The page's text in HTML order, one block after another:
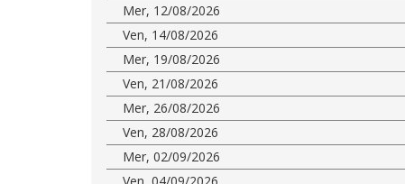
Mer, 12/08/2026
Ven, 14/08/2026
Mer, 19/08/2026
Ven, 21/08/2026
Mer, 26/08/2026
Ven, 28/08/2026
Mer, 02/09/2026